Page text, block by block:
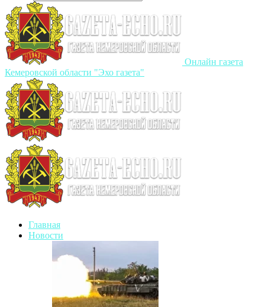
Онлайн газета
Кемеровской области "Эхо газета"
Главная
Новости